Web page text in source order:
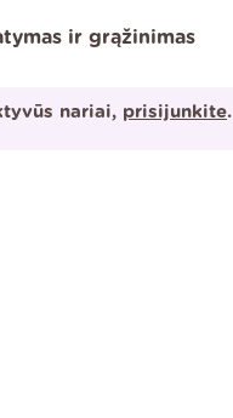
ir grąžinimas
nariai, prisijunkite.